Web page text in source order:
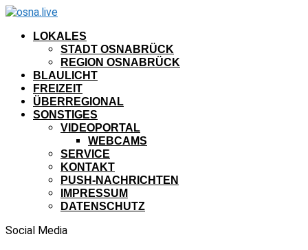
LOKALES
STADT OSNABRÜCK
REGION OSNABRÜCK
BLAULICHT
FREIZEIT
ÜBERREGIONAL
SONSTIGES
VIDEOPORTAL
WEBCAMS
SERVICE
KONTAKT
PUSH-NACHRICHTEN
IMPRESSUM
DATENSCHUTZ
Social Media